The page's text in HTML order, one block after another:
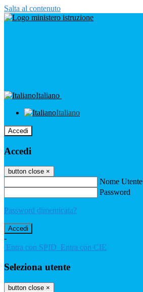
Salta al contenuto
Italiano
Italiano
Accedi
Accedi
button close ×
Nome Utente
Password
Password dimenticata?
-
Entra con SPID Entra con CIE
Seleziona utente
button close ×